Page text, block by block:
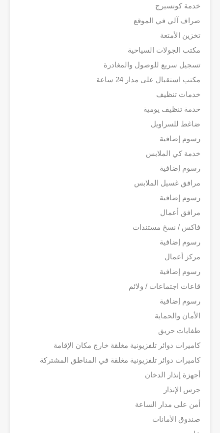
خدمة كونسيرج
صراف آلي في الموقع
تخزين الأمتعة
مكتب الجولات السياحية
تسجيل سريع للوصول والمغادرة
مكتب استقبال على مدار 24 ساعة
خدمات تنظيف
خدمة تنظيف يومية
ضاغط للسراويل
رسوم إضافية
خدمة كي الملابس
رسوم إضافية
مرافق غسيل الملابس
رسوم إضافية
مرافق أعمال
فاكس / نسخ مستندات
رسوم إضافية
مركز أعمال
رسوم إضافية
قاعات اجتماعات / ولائم
رسوم إضافية
الأمان والحماية
طفايات حريق
كاميرات دوائر تلفزيونية مغلقة خارج مكان الإقامة
كاميرات دوائر تلفزيونية مغلقة في المناطق المشتركة
أجهزة إنذار الدخان
جرس الإنذار
أمن على مدار الساعة
صندوق الأمانات